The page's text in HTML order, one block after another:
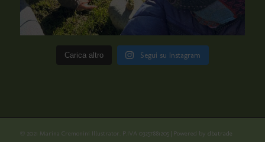
Carica altro Segui su Instagram
© 2021 Marina Cremonini Illustrator. P.IVA 03257881205 | Powered by dbatrade